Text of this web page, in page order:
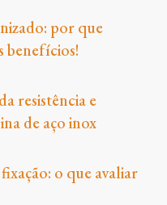
por que
benefícios!
resistência e
de aço inox
o que avaliar